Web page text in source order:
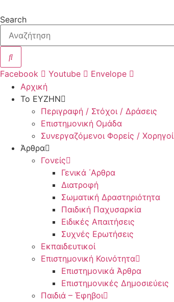
στο
περιεχόμενο
Search
Facebook Youtube
Envelope
Αρχική
Το ΕΥΖΗΝ
Περιγραφή / Στόχοι / Δράσεις
Επιστημονική Ομάδα
Συνεργαζόμενοι Φορείς / Χορηγοί
Άρθρα
Γονείς
Γενικά ΄Αρθρα
Διατροφή
Σωματική Δραστηριότητα
Παιδική Παχυσαρκία
Ειδικές Απαιτήσεις
Συχνές Ερωτήσεις
Εκπαιδευτικοί
Επιστημονική Κοινότητα
Επιστημονικά Άρθρα
Επιστημονικές Δημοσιεύεις
Παιδιά – Έφηβοι